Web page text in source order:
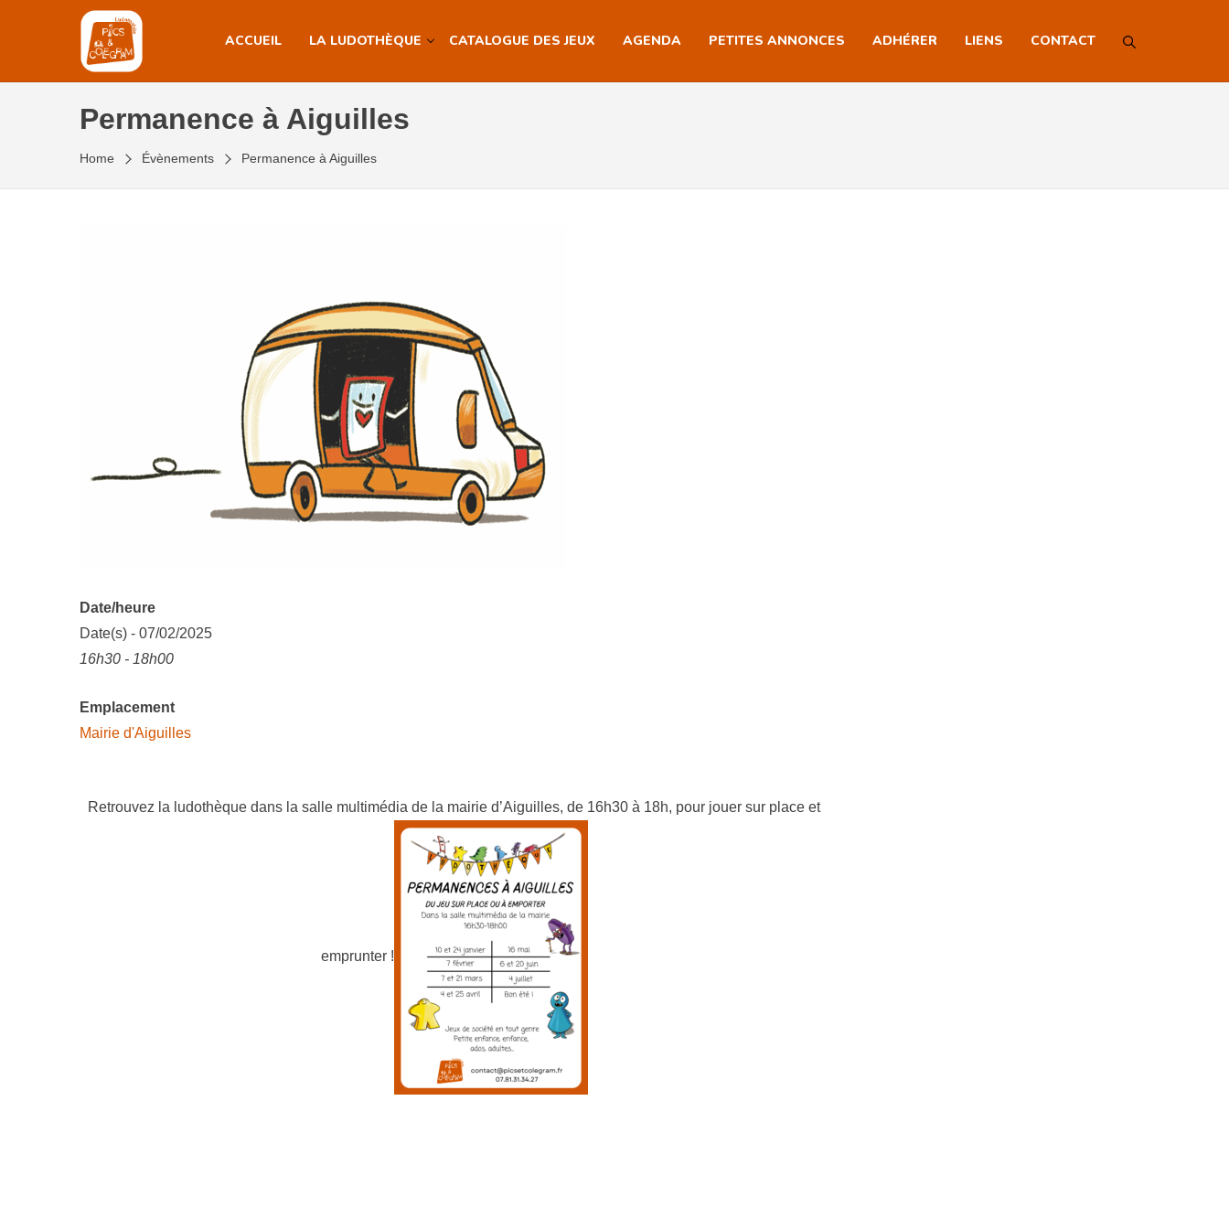
ACCUEIL LA LUDOTHÈQUE CATALOGUE DES JEUX AGENDA PETITES ANNONCES ADHÉRER LIENS CONTACT
Permanence à Aiguilles
Home Évènements Permanence à Aiguilles
Date/heure
Date(s) - 07/02/2025
16h30 - 18h00
Emplacement
Mairie d'Aiguilles
Retrouvez la ludothèque dans la salle multimédia de la mairie d’Aiguilles, de 16h30 à 18h, pour jouer sur place et
emprunter !